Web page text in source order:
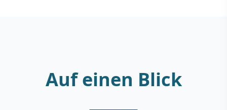
Auf einen Blick